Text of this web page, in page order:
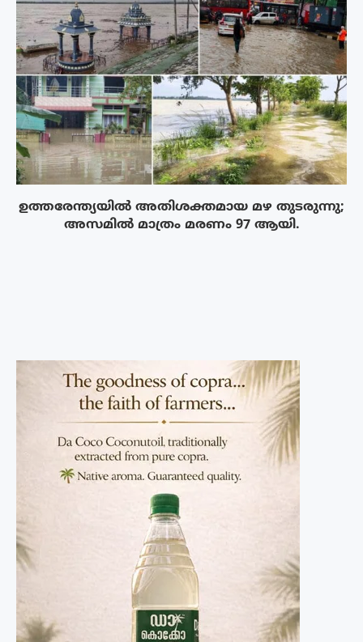
ഉത്തരേന്ത്യയിൽ അതിശക്തമായ മഴ തുടരുന്നു;
അസമിൽ മാത്രം മരണം 97 ആയി.